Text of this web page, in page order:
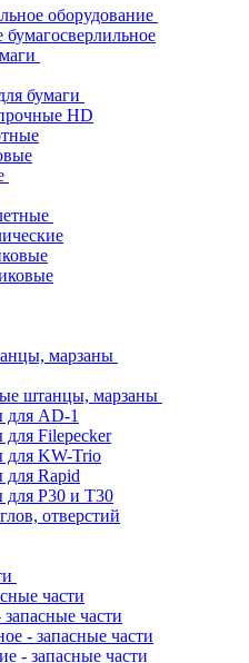
оборудование
бумаги
HD
марзаны
штанцы, марзаны
AD-1
Filepecker
KW-Trio
Rapid
Р30 и Т30
отверстий
части
части
- запасные части
- запасные части